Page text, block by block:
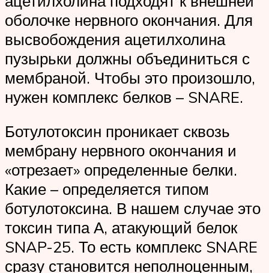
оболочке нервного окончания. Для
высвобождения ацетилхолина
пузырьки должны объединиться с
мембраной. Чтобы это произошло,
нужен комплекс белков – SNARE.
Ботулотоксин проникает сквозь
мембрану нервного окончания и
«отрезает» определенные белки.
Какие – определяется типом
ботулотоксина. В нашем случае это
токсин типа А, атакующий белок
SNAP-25. То есть комплекс SNARE
сразу становится неполноценным,